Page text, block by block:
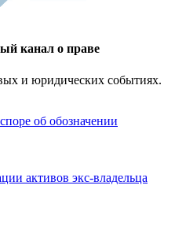
канал о праве
и юридических событиях.
об обозначении
активов экс-владельца